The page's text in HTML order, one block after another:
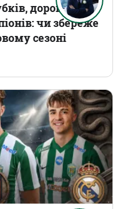
дорогі
чи збереже
сезоні